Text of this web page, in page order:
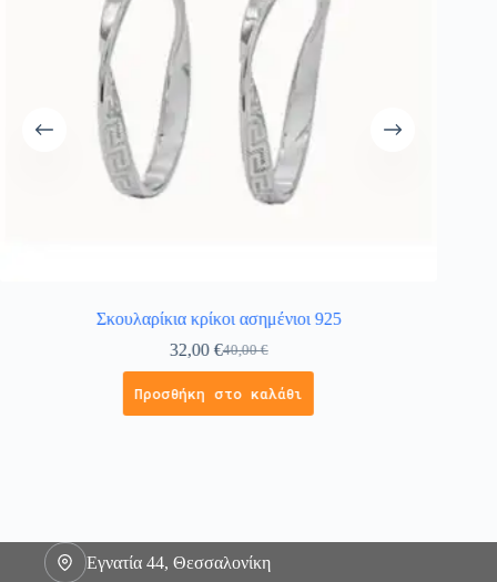
Σκουλαρίκια κρίκοι ασημένιοι 925
40,00€
32,00 €
Προσθήκη στο καλάθι
Εγνατία 44, Θεσσαλονίκη